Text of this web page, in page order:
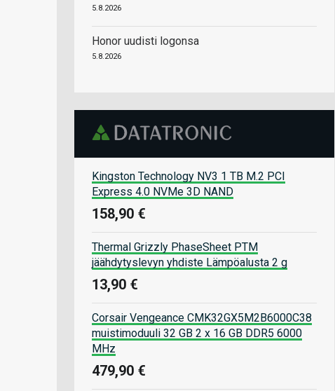
5.8.2026
Honor uudisti logonsa
5.8.2026
Kingston Technology NV3 1 TB M.2 PCI
Express 4.0 NVMe 3D NAND
158,90 €
Thermal Grizzly PhaseSheet PTM
jäähdytyslevyn yhdiste Lämpöalusta 2 g
13,90 €
Corsair Vengeance CMK32GX5M2B6000C38
muistimoduuli 32 GB 2 x 16 GB DDR5 6000
MHz
479,90 €